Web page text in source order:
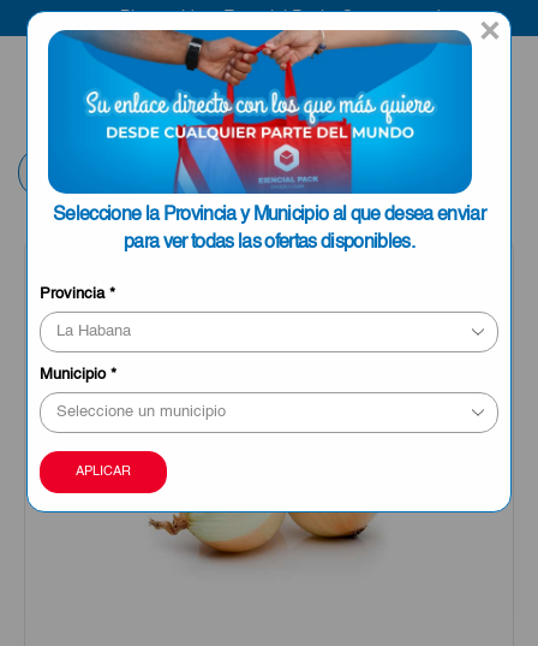
×
Seleccione la Provincia y Municipio al que desea enviar
para ver todas las ofertas disponibles.
Provincia*
Municipio*
APLICAR
ENVIAR A LA
HABANA